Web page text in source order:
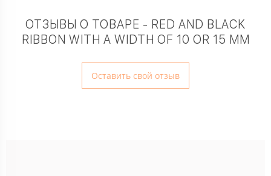
ОТЗЫВЫ О ТОВАРЕ - RED AND BLACK
RIBBON WITH A WIDTH OF 10 OR 15 MM
Оставить свой отзыв